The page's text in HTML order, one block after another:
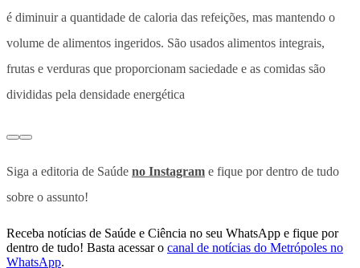
é diminuir a quantidade de caloria das refeições, mas mantendo o
volume de alimentos ingeridos. São usados alimentos integrais,
frutas e verduras que proporcionam saciedade e as comidas são
divididas pela densidade energética
Siga a editoria de Saúde no Instagram e fique por dentro de tudo
sobre o assunto!
Receba notícias de Saúde e Ciência no seu WhatsApp e fique por
dentro de tudo! Basta acessar o canal de notícias do Metrópoles no
WhatsApp.